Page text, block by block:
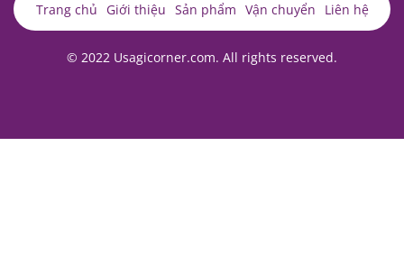
Trang chủ Giới thiệu Sản phẩm Vận chuyển Liên hệ
© 2022 Usagicorner.com. All rights reserved.